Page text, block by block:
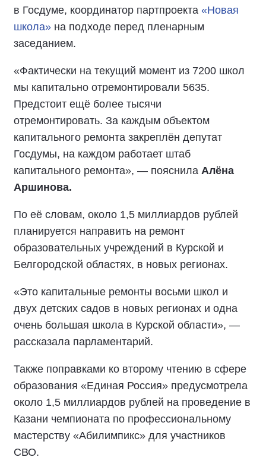
в Госдуме, координатор партпроекта «Новая
школа» на подходе перед пленарным
заседанием.
«Фактически на текущий момент из 7200 школ
мы капитально отремонтировали 5635.
Предстоит ещё более тысячи
отремонтировать. За каждым объектом
капитального ремонта закреплён депутат
Госдумы, на каждом работает штаб
капитального ремонта», — пояснила Алёна
Аршинова.
По её словам, около 1,5 миллиардов рублей
планируется направить на ремонт
образовательных учреждений в Курской и
Белгородской областях, в новых регионах.
«Это капитальные ремонты восьми школ и
двух детских садов в новых регионах и одна
очень большая школа в Курской области», —
рассказала парламентарий.
Также поправками ко второму чтению в сфере
образования «Единая Россия» предусмотрела
около 1,5 миллиардов рублей на проведение в
Казани чемпионата по профессиональному
мастерству «Абилимпикс» для участников
СВО.